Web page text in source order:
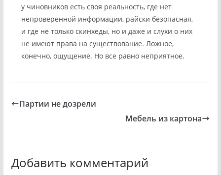
у чиновников есть своя реальность, где нет
непроверенной информации, райски безопасная,
и где не только скинхеды, но и даже и слухи о них
не имеют права на существование. Ложное,
конечно, ощущение. Но все равно неприятное.
Партии не дозрели
Мебель из картона
Добавить комментарий